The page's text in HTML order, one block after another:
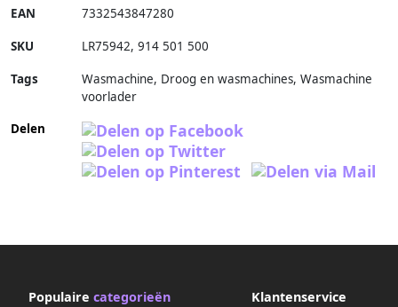
EAN 7332543847280
SKU LR75942, 914 501 500
Tags
Wasmachine, Droog en wasmachines, Wasmachine
voorlader
Delen
Populaire categorieën Klantenservice